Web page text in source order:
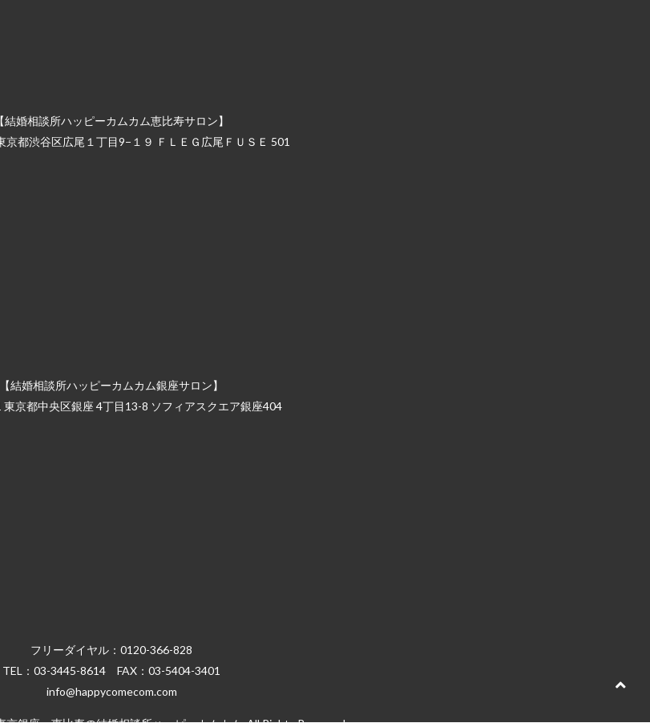
【結婚相談所ハッピーカムカム恵比寿サロン】
京都渋谷区広尾１丁目9−１９ ＦＬＥＧ広尾ＦＵＳＥ 501
【結婚相談所ハッピーカムカム銀座サロン】
東京都中央区銀座 4丁目13-8 ソフィアスクエア銀座404
フリーダイヤル： 0120-366-828
TEL： 03-3445-8614 FAX：03-5404-3401
info@happycomecom.com